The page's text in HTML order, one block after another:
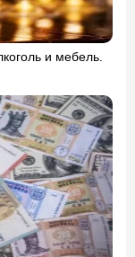
и мебель.